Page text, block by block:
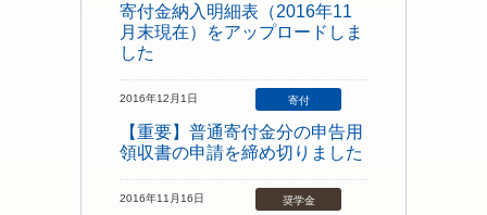
寄付金納入明細表（2016年11
月末現在）をアップロードしま
した
2016年12月1日 寄付
【重要】普通寄付金分の申告用
領収書の申請を締め切りました
2016年11月16日 奨学金